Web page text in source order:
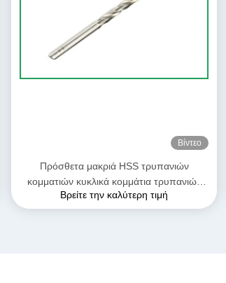
Βίντεο
Πρόσθετα μακριά HSS τρυπανιών
κομματιών κυκλικά κομμάτια τρυπανιών
συστροφής κοβαλτίου σημείου 135°
μορφής εύκαμπτα
Βρείτε την καλύτερη τιμή